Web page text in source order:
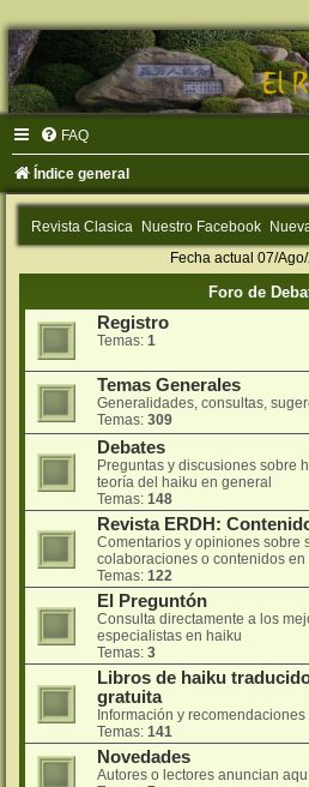
FAQ
Índice general
Revista Clasica Nuestro Facebook
Fecha actual 07/
Foro de
Registro
Temas: 1
Temas Generales
Generalidades, consultas,
Temas: 309
Debates
Preguntas y discusiones sobre
teorí­a del haiku en general
Temas: 148
Revista ERDH:
Comentarios y opiniones sobre
colaboraciones o contenidos
Temas: 122
El Preguntón
Consulta directamente a los
especialistas en haiku
Temas: 3
Libros de haiku
gratuita
Información y
Temas: 141
Novedades
Autores o lectores anuncian